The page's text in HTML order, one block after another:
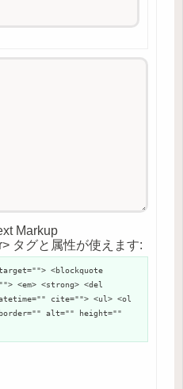
Markup
タグと属性が使えます:
<blockquote
<em> <strong> <del
cite=""> <ul> <ol
alt="" height=""